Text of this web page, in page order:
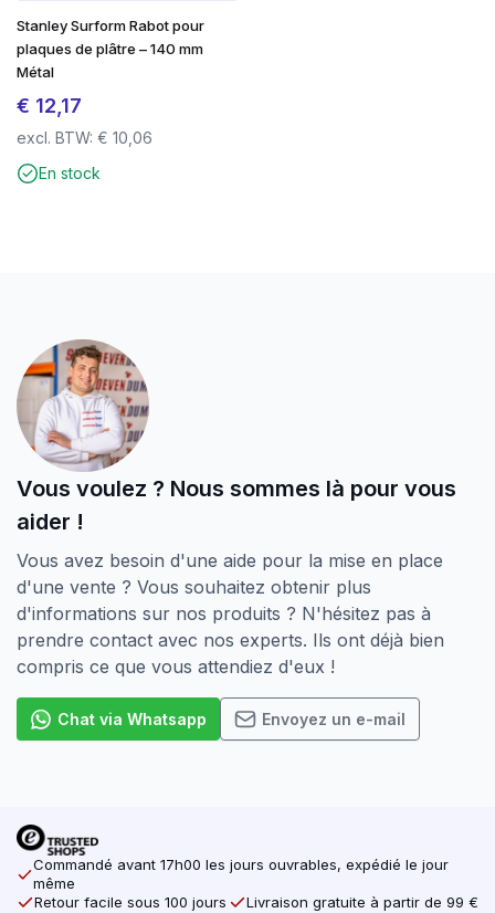
Stanley Surform Rabot pour
plaques de plâtre – 140 mm
Métal
€ 12,17
excl. BTW: € 10,06
En stock
Vous voulez ? Nous sommes là pour vous
aider !
Vous avez besoin d'une aide pour la mise en place
d'une vente ? Vous souhaitez obtenir plus
d'informations sur nos produits ? N'hésitez pas à
prendre contact avec nos experts. Ils ont déjà bien
compris ce que vous attendiez d'eux !
Chat via Whatsapp Envoyez un e-mail
Commandé avant 17h00 les jours ouvrables, expédié le jour
même
Retour facile sous 100 jours
Livraison gratuite à partir de 99 €